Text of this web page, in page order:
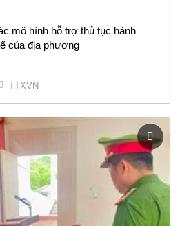
mô hình hỗ trợ thủ tục hành
của địa phương
TTXVN